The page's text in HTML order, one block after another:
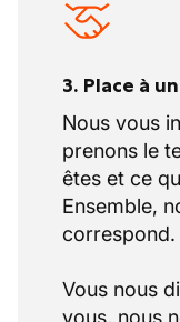
3. Place à
Nous vous
prenons le
êtes et ce
Ensemble,
correspond.
Vous nous